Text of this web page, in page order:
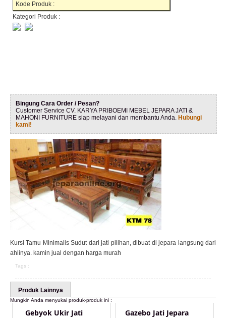
Kode Produk :
Kategori Produk :
Bingung Cara Order / Pesan?
Customer Service CV. KARYA PRIBOEMI MEBEL JEPARA JATI &
MAHONI FURNITURE siap melayani dan membantu Anda. Hubungi
kami!
Kursi Tamu Minimalis Sudut dari jati pilihan, dibuat di jepara langsung dari
ahlinya. kamin jual dengan harga murah
Tags :
Produk Lainnya
Mungkin Anda menyukai produk-produk ini :
Gebyok Ukir Jati Gazebo Jati Jepara